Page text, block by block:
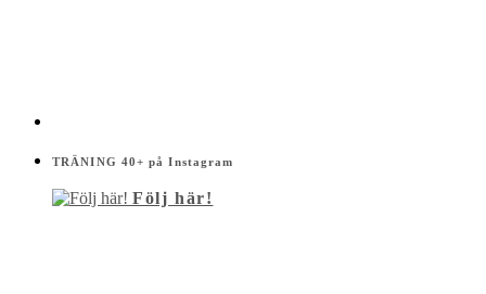
TRÄNING 40+ på Instagram
Följ här!